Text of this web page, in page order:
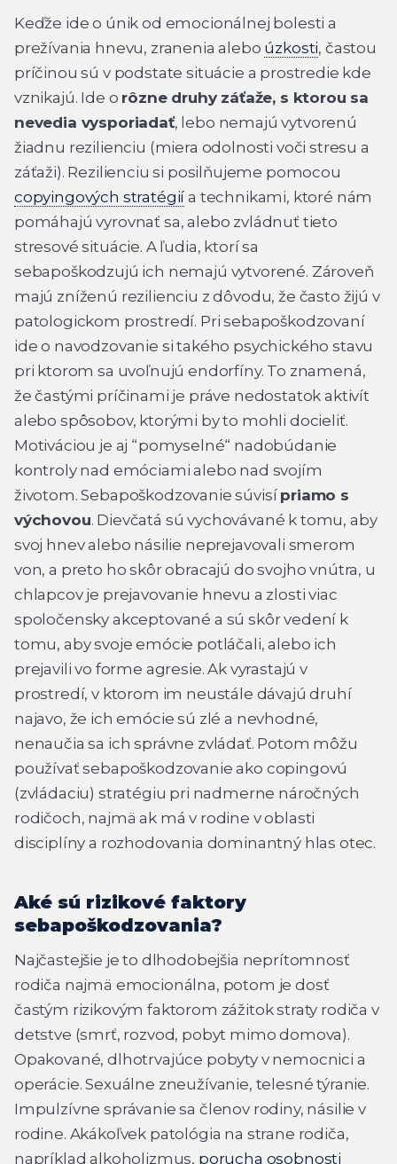
Keďže ide o únik od emocionálnej bolesti a
prežívania hnevu, zranenia alebo úzkosti, častou
príčinou sú v podstate situácie a prostredie kde
vznikajú. Ide o rôzne druhy záťaže, s ktorou sa
nevedia vysporiadať, lebo nemajú vytvorenú
žiadnu rezilienciu (miera odolnosti voči stresu a
záťaži). Rezilienciu si posilňujeme pomocou
copyingových stratégií a technikami, ktoré nám
pomáhajú vyrovnať sa, alebo zvládnuť tieto
stresové situácie. A ľudia, ktorí sa
sebapoškodzujú ich nemajú vytvorené. Zároveň
majú zníženú rezilienciu z dôvodu, že často žijú v
patologickom prostredí. Pri sebapoškodzovaní
ide o navodzovanie si takého psychického stavu
pri ktorom sa uvoľnujú endorfíny. To znamená,
že častými príčinami je práve nedostatok aktivít
alebo spôsobov, ktorými by to mohli docieliť.
Motiváciou je aj “pomyselné“ nadobúdanie
kontroly nad emóciami alebo nad svojím
životom. Sebapoškodzovanie súvisí priamo s
výchovou. Dievčatá sú vychovávané k tomu, aby
svoj hnev alebo násilie neprejavovali smerom
von, a preto ho skôr obracajú do svojho vnútra, u
chlapcov je prejavovanie hnevu a zlosti viac
spoločensky akceptované a sú skôr vedení k
tomu, aby svoje emócie potláčali, alebo ich
prejavili vo forme agresie. Ak vyrastajú v
prostredí, v ktorom im neustále dávajú druhí
najavo, že ich emócie sú zlé a nevhodné,
nenaučia sa ich správne zvládať. Potom môžu
používať sebapoškodzovanie ako copingovú
(zvládaciu) stratégiu pri nadmerne náročných
rodičoch, najmä ak má v rodine v oblasti
disciplíny a rozhodovania dominantný hlas otec.
Aké sú rizikové faktory
sebapoškodzovania?
Najčastejšie je to dlhodobejšia neprítomnosť
rodiča najmä emocionálna, potom je dosť
častým rizikovým faktorom zážitok straty rodiča v
detstve (smrť, rozvod, pobyt mimo domova).
Opakované, dlhotrvajúce pobyty v nemocnici a
operácie. Sexuálne zneužívanie, telesné týranie.
Impulzívne správanie sa členov rodiny, násilie v
rodine. Akákoľvek patológia na strane rodiča,
napríklad alkoholizmus, porucha osobnosti